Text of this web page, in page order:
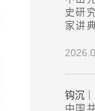
史研
家讲
钩沉
中国